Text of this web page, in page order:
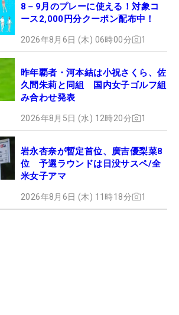
8－9月のプレーに使える！対象コ
ース2,000円分クーポン配布中！
2026年8月6日 (木) 06時00分 1
昨年覇者・河本結は小祝さくら、佐
久間朱莉と同組 国内女子ゴルフ組
み合わせ発表
2026年8月5日 (水) 12時20分 1
岩永杏奈が暫定首位、廣吉優梨菜8
位 予選ラウンドは日没サスペ/全
米女子アマ
2026年8月6日 (木) 11時18分 1